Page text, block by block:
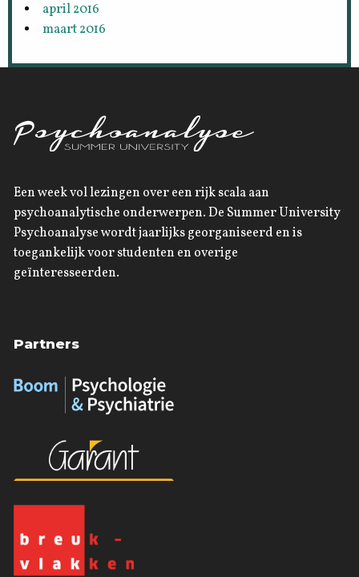
april 2016
maart 2016
Een week vol lezingen over een rijk scala aan
psychoanalytische onderwerpen. De Summer University
Psychoanalyse wordt jaarlijks georganiseerd en is
toegankelijk voor studenten en overige
geïnteresseerden.
Partners